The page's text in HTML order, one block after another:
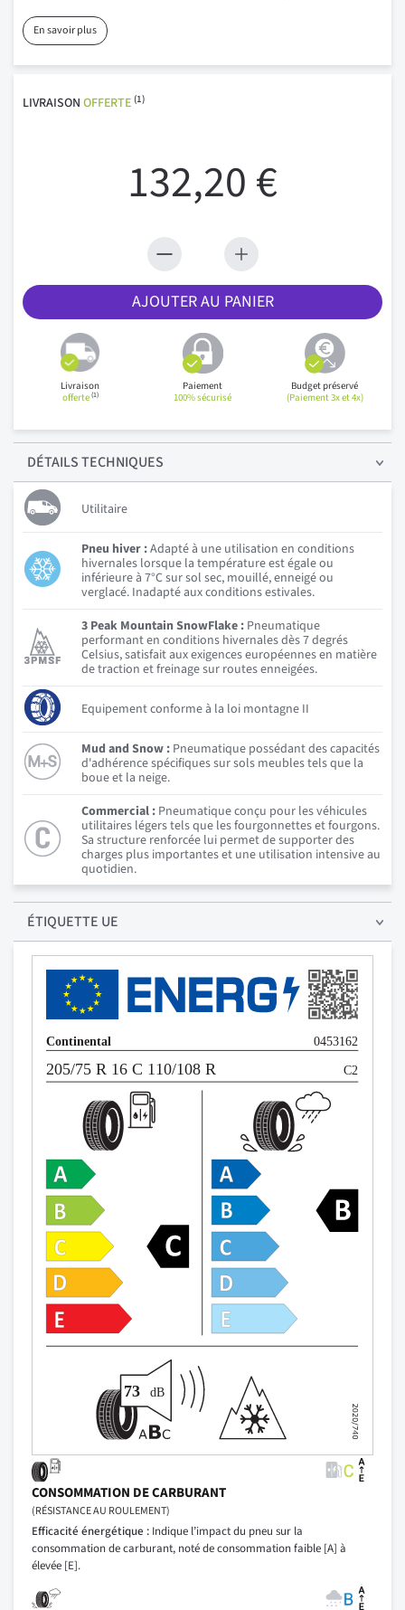
En savoir plus
LIVRAISON OFFERTE (1)
132,20 €
AJOUTER AU PANIER
Livraison
offerte(1)
Paiement
100% sécurisé
Budget préservé
(Paiement 3x et 4x)
DÉTAILSTECHNIQUES
Utilitaire
Pneu hiver :Adapté à une utilisation en conditions
hivernales lorsque la température est égale ou
inférieure à 7°C sur sol sec, mouillé, enneigé ou
verglacé. Inadapté aux conditions estivales.
3 Peak Mountain SnowFlake : Pneumatique
performant en conditions hivernales dès 7 degrés
Celsius, satisfait aux exigences européennes en matière
de traction et freinage sur routes enneigées.
Equipement conforme à la loi montagne II
Mud and Snow : Pneumatique possédant des capacités
d'adhérence spécifiques sur sols meubles tels que la
boue et la neige.
Commercial : Pneumatique conçu pour les véhicules
utilitaires légers tels que les fourgonnettes et fourgons.
Sa structure renforcée lui permet de supporter des
charges plus importantes et une utilisation intensive au
quotidien.
ÉTIQUETTE UE
CONSOMMATION DE CARBURANT
(RÉSISTANCE AU ROULEMENT)
Efficacité énergétique : Indique l’impact du pneu sur la
consommation de carburant, noté de consommation faible [A] à
élevée [E].